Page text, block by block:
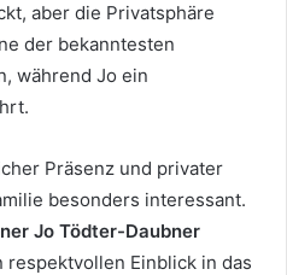
aber die Privatsphäre
der bekanntesten
während Jo ein
Präsenz und privater
besonders interessant.
Jo Tödter-Daubner
Einblick in das